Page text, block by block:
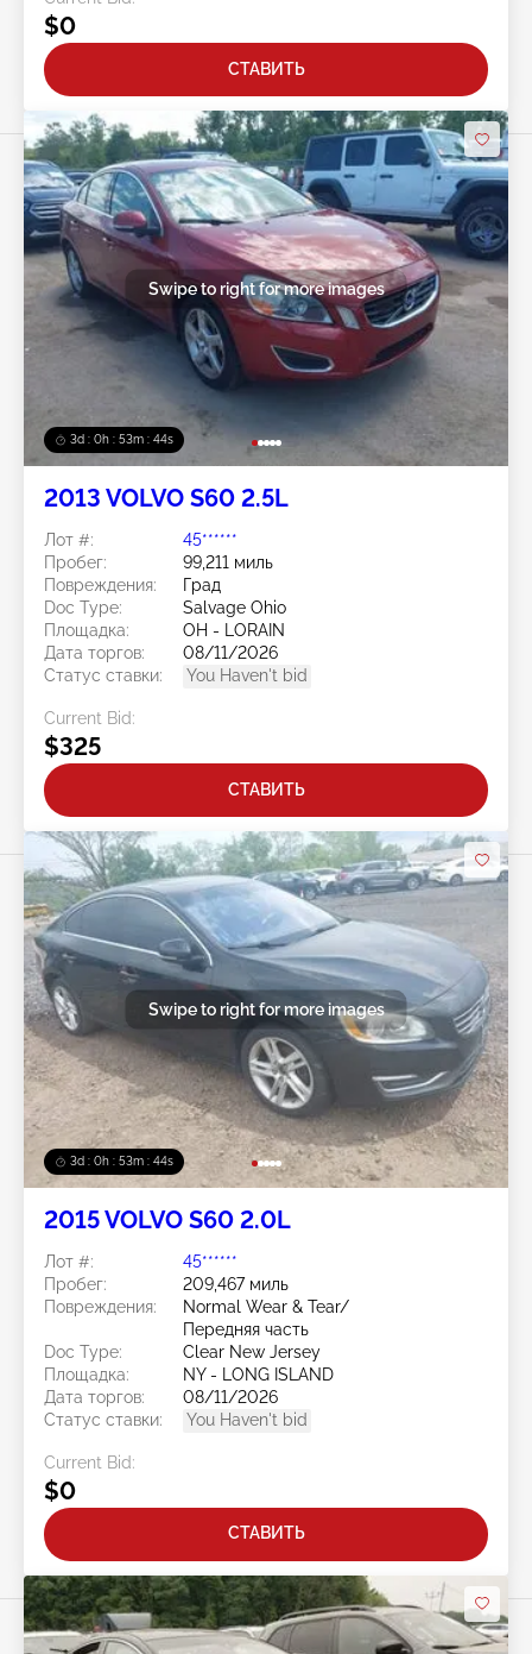
$0
СТАВИТЬ
3d : 0h : 53m : 41s
Swipe to right for more images
2013 VOLVO S60 2.5L
Лот #:
45******
Пробег:
99,211 миль
Повреждения:
Град
Doc Type:
Salvage Ohio
Площадка:
OH - LORAIN
Дата торгов:
08/11/2026
Статус ставки:
You Haven't bid
Current Bid:
$325
СТАВИТЬ
3d : 0h : 53m : 41s
Swipe to right for more images
2015 VOLVO S60 2.0L
Лот #:
45******
Пробег:
209,467 миль
Повреждения:
Normal Wear & Tear/
Передняя часть
Doc Type:
Clear New Jersey
Площадка:
NY - LONG ISLAND
Дата торгов:
08/11/2026
Статус ставки:
You Haven't bid
Current Bid:
$0
СТАВИТЬ